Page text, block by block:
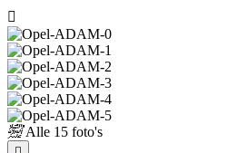
Alle 15 foto's